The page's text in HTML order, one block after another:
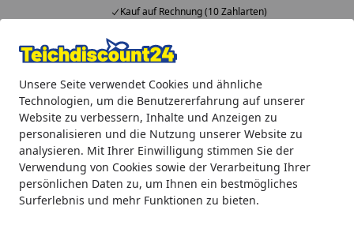
Unsere Seite verwendet Cookies und ähnliche
Technologien, um die Benutzererfahrung auf unserer
Website zu verbessern, Inhalte und Anzeigen zu
personalisieren und die Nutzung unserer Website zu
analysieren. Mit Ihrer Einwilligung stimmen Sie der
Verwendung von Cookies sowie der Verarbeitung Ihrer
persönlichen Daten zu, um Ihnen ein bestmögliches
Surferlebnis und mehr Funktionen zu bieten.
Kauf auf Rechnung (10 Zahlarten)
Alle Produkte
Mein Konto
Suchen